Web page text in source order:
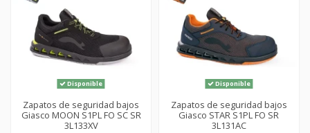
Disponible
Zapatos de seguridad bajos
Giasco MOON S1PL FO SC SR
3L133XV
Disponible
Zapatos de seguridad bajos
Giasco STAR S1PL FO SR
3L131AC